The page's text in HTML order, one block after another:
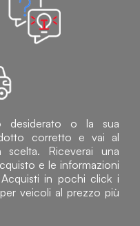
desiderato o la sua
corretto e vai al
Riceverai una
e le informazioni
in pochi click i
veicoli al prezzo più